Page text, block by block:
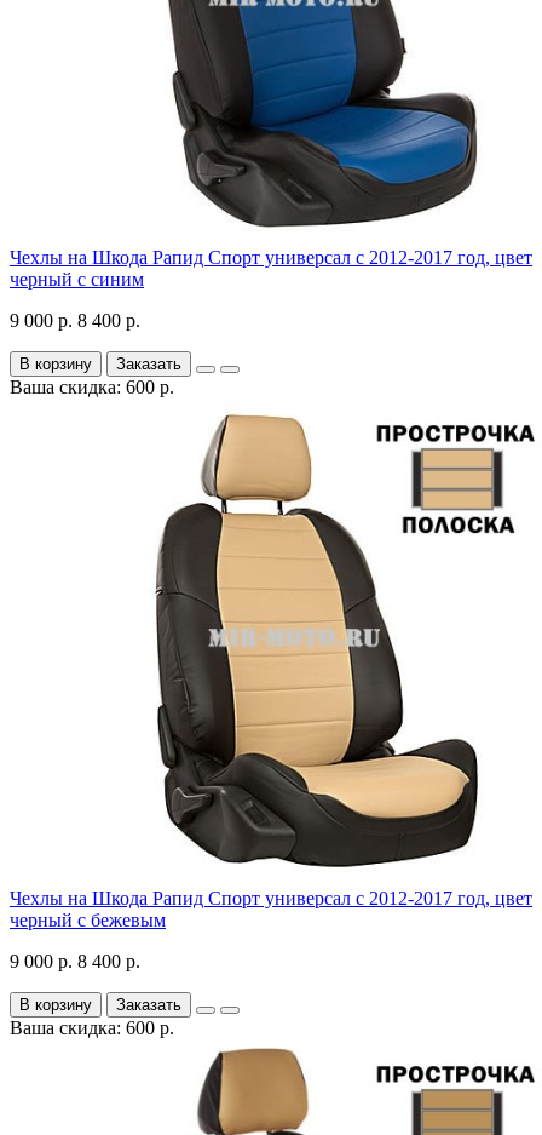
Чехлы на Шкода Рапид Спорт универсал с 2012-2017 год, цвет
черный с синим
9 000 р. 8 400 р.
В корзину Заказать
Ваша скидка: 600 р.
Чехлы на Шкода Рапид Спорт универсал с 2012-2017 год, цвет
черный с бежевым
9 000 р. 8 400 р.
В корзину Заказать
Ваша скидка: 600 р.